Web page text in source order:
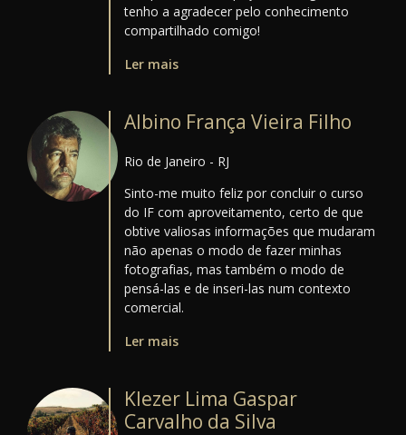
tenho a agradecer pelo conhecimento
compartilhado comigo!
Ler mais
Albino França Vieira Filho
Rio de Janeiro - RJ
Sinto-me muito feliz por concluir o curso
do IF com aproveitamento, certo de que
obtive valiosas informações que mudaram
não apenas o modo de fazer minhas
fotografias, mas também o modo de
pensá-las e de inseri-las num contexto
comercial.
Ler mais
Klezer Lima Gaspar
Carvalho da Silva